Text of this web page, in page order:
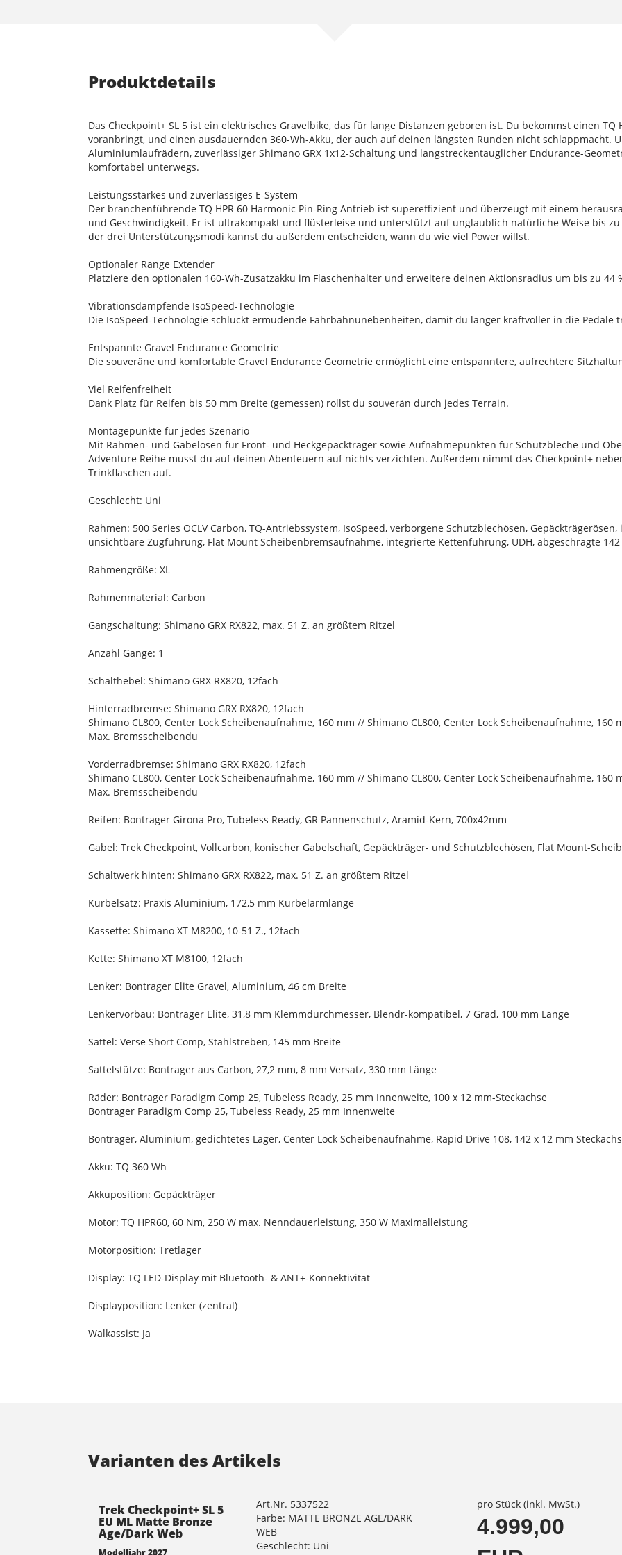
Produktdetails
Das Checkpoint+ SL 5 ist ein elektrisches Gravelbike, das für lange Distanzen geboren ist. Du bekommst einen
voranbringt, und einen ausdauernden 360-Wh-Akku, der auch auf deinen längsten Runden nicht schlappmacht.
Aluminiumlaufrädern, zuverlässiger Shimano GRX 1x12-Schaltung und langstreckentauglicher Endurance-
komfortabel unterwegs.
Leistungsstarkes und zuverlässiges E-System
Der branchenführende TQ HPR 60 Harmonic Pin-Ring Antrieb ist supereffizient und überzeugt mit einem
und Geschwindigkeit. Er ist ultrakompakt und flüsterleise und unterstützt auf unglaublich natürliche Weise bis
der drei Unterstützungsmodi kannst du außerdem entscheiden, wann du wie viel Power willst.
Optionaler Range Extender
Platziere den optionalen 160-Wh-Zusatzakku im Flaschenhalter und erweitere deinen Aktionsradius um bis zu 44
Vibrationsdämpfende IsoSpeed-Technologie
Die IsoSpeed-Technologie schluckt ermüdende Fahrbahnunebenheiten, damit du länger kraftvoller in die Pedale
Entspannte Gravel Endurance Geometrie
Die souveräne und komfortable Gravel Endurance Geometrie ermöglicht eine entspanntere, aufrechtere
Viel Reifenfreiheit
Dank Platz für Reifen bis 50 mm Breite (gemessen) rollst du souverän durch jedes Terrain.
Montagepunkte für jedes Szenario
Mit Rahmen- und Gabelösen für Front- und Heckgepäckträger sowie Aufnahmepunkten für Schutzbleche und
Adventure Reihe musst du auf deinen Abenteuern auf nichts verzichten. Außerdem nimmt das Checkpoint+
Trinkflaschen auf.
Geschlecht: Uni
Rahmen: 500 Series OCLV Carbon, TQ-Antriebssystem, IsoSpeed, verborgene Schutzblechösen,
unsichtbare Zugführung, Flat Mount Scheibenbremsaufnahme, integrierte Kettenführung, UDH, abgeschrägte 142
Rahmengröße: XL
Rahmenmaterial: Carbon
Gangschaltung: Shimano GRX RX822, max. 51 Z. an größtem Ritzel
Anzahl Gänge: 1
Schalthebel: Shimano GRX RX820, 12fach
Hinterradbremse: Shimano GRX RX820, 12fach
Shimano CL800, Center Lock Scheibenaufnahme, 160 mm // Shimano CL800, Center Lock Scheibenaufnahme, 160
Max. Bremsscheibendu
Vorderradbremse: Shimano GRX RX820, 12fach
Shimano CL800, Center Lock Scheibenaufnahme, 160 mm // Shimano CL800, Center Lock Scheibenaufnahme, 160
Max. Bremsscheibendu
Reifen: Bontrager Girona Pro, Tubeless Ready, GR Pannenschutz, Aramid-Kern, 700x42mm
Gabel: Trek Checkpoint, Vollcarbon, konischer Gabelschaft, Gepäckträger- und Schutzblechösen, Flat Mount-
Schaltwerk hinten: Shimano GRX RX822, max. 51 Z. an größtem Ritzel
Kurbelsatz: Praxis Aluminium, 172,5 mm Kurbelarmlänge
Kassette: Shimano XT M8200, 10-51 Z., 12fach
Kette: Shimano XT M8100, 12fach
Lenker: Bontrager Elite Gravel, Aluminium, 46 cm Breite
Lenkervorbau: Bontrager Elite, 31,8 mm Klemmdurchmesser, Blendr-kompatibel, 7 Grad, 100 mm Länge
Sattel: Verse Short Comp, Stahlstreben, 145 mm Breite
Sattelstütze: Bontrager aus Carbon, 27,2 mm, 8 mm Versatz, 330 mm Länge
Räder: Bontrager Paradigm Comp 25, Tubeless Ready, 25 mm Innenweite, 100 x 12 mm-Steckachse
Bontrager Paradigm Comp 25, Tubeless Ready, 25 mm Innenweite
Bontrager, Aluminium, gedichtetes Lager, Center Lock Scheibenaufnahme, Rapid Drive 108, 142 x 12 mm
Akku: TQ 360 Wh
Akkuposition: Gepäckträger
Motor: TQ HPR60, 60 Nm, 250 W max. Nenndauerleistung, 350 W Maximalleistung
Motorposition: Tretlager
Display: TQ LED-Display mit Bluetooth- & ANT+-Konnektivität
Displayposition: Lenker (zentral)
Walkassist: Ja
Varianten des Artikels
Trek Checkpoint+ SL 5
EU ML Matte Bronze
Age/Dark Web
Modelljahr 2027
Art.Nr. 5337522
Farbe: MATTE BRONZE AGE/DARK
WEB
Geschlecht: Uni
pro Stück (inkl. MwSt.)
4.999,00